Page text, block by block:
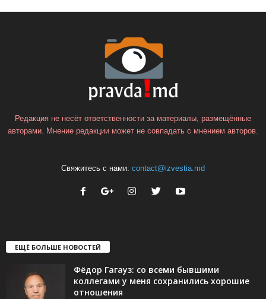
Редакция не несёт ответственности за материалы, размещённые
авторами. Мнение редакции может не совпадать с мнением авторов.
Свяжитесь с нами: contact@izvestia.md
ЕЩЁ БОЛЬШЕ НОВОСТЕЙ
Фёдор Гагауз: со всеми бывшими
коллегами у меня сохранились хорошие
отношения